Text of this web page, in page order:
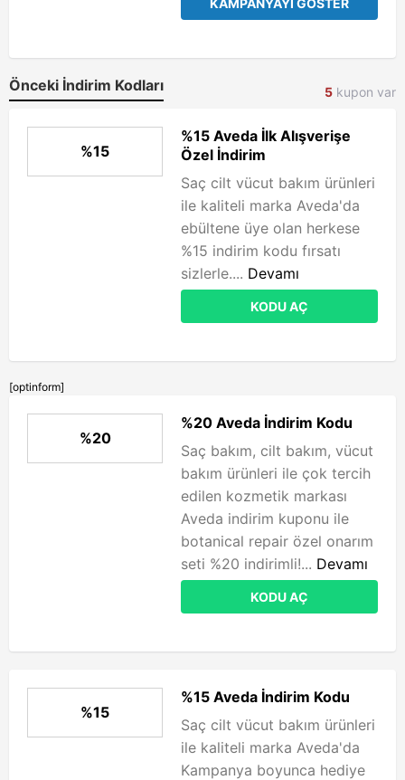
KAMPANYAYI GÖSTER
Önceki İndirim Kodları 5 kupon var
%15
%15 Aveda İlk Alışverişe
Özel İndirim
Saç cilt vücut bakım ürünleri
ile kaliteli marka Aveda'da
ebültene üye olan herkese
%15 indirim kodu fırsatı
sizlerle.... Devamı
KODU AÇ
[optinform]
%20
%20 Aveda İndirim Kodu
Saç bakım, cilt bakım, vücut
bakım ürünleri ile çok tercih
edilen kozmetik markası
Aveda indirim kuponu ile
botanical repair özel onarım
seti %20 indirimli!... Devamı
KODU AÇ
%15
%15 Aveda İndirim Kodu
Saç cilt vücut bakım ürünleri
ile kaliteli marka Aveda'da
Kampanya boyunca hediye